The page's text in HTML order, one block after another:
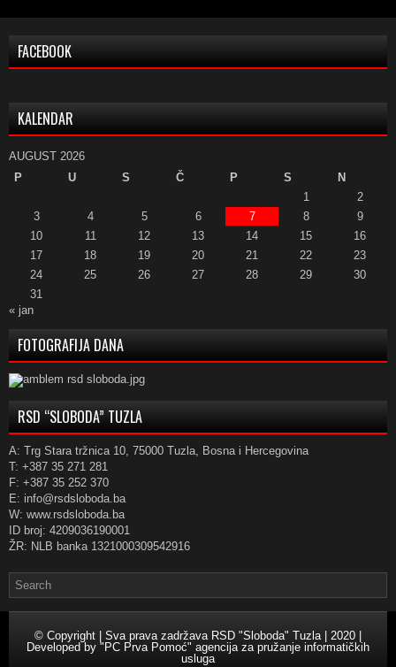
FACEBOOK
KALENDAR
AUGUST 2026
P
U S Č P S
N
1
2
3
4 5 6 7 8
9
10
11 12 13 14 15
16
17
18 19 20 21 22
23
24
25 26 27 28 29
30
31
« jan
FOTOGRAFIJA DANA
RSD “SLOBODA” TUZLA
A: Trg Stara tržnica 10, 75000 Tuzla, Bosna i Hercegovina
T: +387 35 271 281
F: +387 35 252 370
E: info@rsdsloboda.ba
W: www.rsdsloboda.ba
ID broj: 4209036190001
ŽR: NLB banka 1321000309542916
© Copyright | Sva prava zadržava RSD "Sloboda" Tuzla | 2020 |
Developed by "PC Prva Pomoć" agencija za pružanje informatičkih
usluga